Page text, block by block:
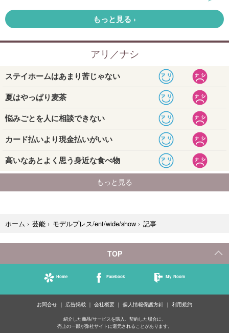
ホーム › 芸能 › モデルプレス/ent/wide/show › 記事
TOP
Home Facebook My Room
お問合せ 広告掲載 会社概要 個人情報保護方針 利用規約
紹介した商品/サービスを購入、契約した場合に、
売上の一部が弊社サイトに還元されることがあります。